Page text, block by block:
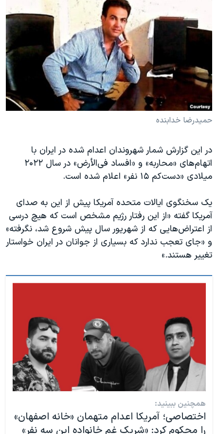
حمیدرضا خدابنده
در این گزارش شمار شهروندان اعدام شده در ایران با
اتهام‌های «محاربه» و «افساد فی‌الأرض» در سال ۲۰۲۲
میلادی «دست‌کم ۱۵ نفر» اعلام شده است.
یک سخنگوی ایالات متحده آمریکا پیش از این به صدای
آمریکا گفته «از این رفتار رژیم مشخص است که هیچ درسی
از اعتراض‌هایی که از شهریور سال پیش شروع شد، نگرفته»
و «جای تعجب ندارد که بسیاری از جوانان در ایران خواستار
تغییر هستند.»
همچنین ببینید:
اختصاصی؛ آمریکا اعدام متهمان «خانه اصفهان»
را محکوم کرد: «شریک غم خانواده این سه نفر»